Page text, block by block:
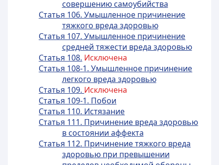
совершению самоубийства
Статья 106. Умышленное причинение
тяжкого вреда здоровью
Статья 107. Умышленное причинение
средней тяжести вреда здоровью
Статья 108. Исключена
Статья 108-1. Умышленное причинение
легкого вреда здоровью
Статья 109. Исключена
Статья 109-1. Побои
Статья 110. Истязание
Статья 111. Причинение вреда здоровью
в состоянии аффекта
Статья 112. Причинение тяжкого вреда
здоровью при превышении